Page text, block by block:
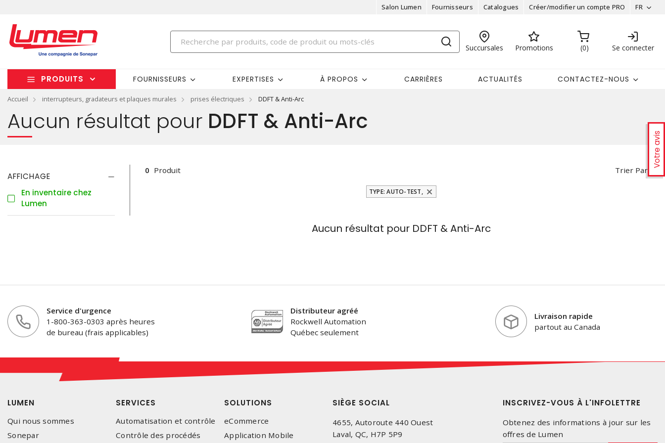
Salon Lumen Fournisseurs Catalogues Créer/modifier un compte PRO FR
Succursales Promotions 0 Se connecter
PRODUITS FOURNISSEURS EXPERTISES À PROPOS CARRIÈRES ACTUALITÉS CONTACTEZ-NOUS
Accueil interrupteurs, gradateurs et plaques murales prises électriques DDFT & Anti-Arc
Votre avis
Aucun résultat pour DDFT & Anti-Arc
AFFICHAGE
En inventaire chez
Lumen
Trier Par
0 Produit
TYPE: AUTO-TEST,
Aucun résultat pourDDFT & Anti-Arc
Service d'urgence
1-800-363-0303 après heures
de bureau (frais applicables)
Distributeur agréé
Rockwell Automation
Québec seulement
Livraison rapide
partout au Canada
LUMEN
Qui nous sommes
Sonepar
SERVICES
Automatisation et contrôle
Contrôle des procédés
SOLUTIONS
eCommerce
Application Mobile
SIÈGE SOCIAL
4655, Autoroute 440 Ouest
Laval, QC, H7P 5P9
INSCRIVEZ-VOUS À L'INFOLETTRE
Obtenez des informations à jour sur les
offres de Lumen